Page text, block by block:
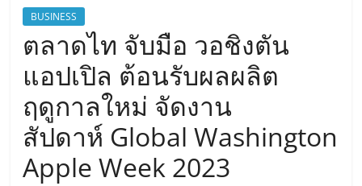
BUSINESS
ตลาดไท จับมือ วอชิงตัน
แอปเปิล ต้อนรับผลผลิต
ฤดูกาลใหม่ จัดงาน
สัปดาห์ Global Washington
Apple Week 2023